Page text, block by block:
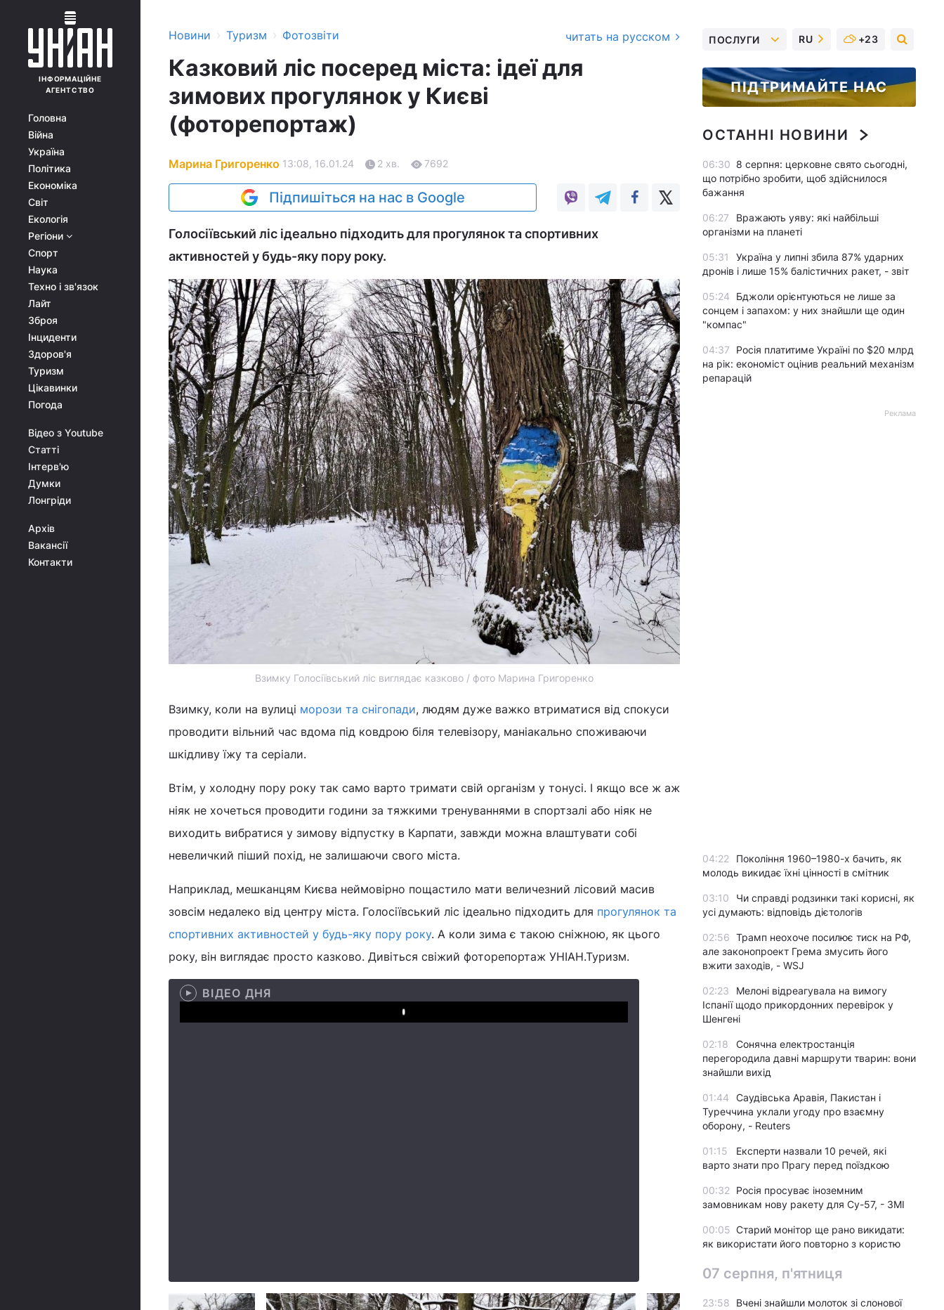
ІНФОРМАЦІЙНЕ
АГЕНТСТВО
Головна
Війна
Україна
Політика
Економіка
Світ
Екологія
Регіони
Спорт
Наука
Техно і зв'язок
Лайт
Зброя
Інциденти
Здоров'я
Туризм
Цікавинки
Погода
Відео з Youtube
Статті
Інтерв'ю
Думки
Лонгріди
Архів
Вакансії
Контакти
Новини › Туризм › Фотозвіти читать на русском
Казковий ліс посеред міста: ідеї для
зимових прогулянок у Києві
(фоторепортаж)
Марина Григоренко 13:08, 16.01.24 2 хв. 7692
Підпишіться на нас в Google
Голосіївський ліс ідеально підходить для прогулянок та спортивних
активностей у будь-яку пору року.
Взимку Голосіївський ліс виглядає казково / фото Марина Григоренко
Взимку, коли на вулиці морози та снігопади, людям дуже важко втриматися від спокуси
проводити вільний час вдома під ковдрою біля телевізору, маніакально споживаючи
шкідливу їжу та серіали.
Втім, у холодну пору року так само варто тримати свій організм у тонусі. І якщо все ж аж
ніяк не хочеться проводити години за тяжкими тренуваннями в спортзалі або ніяк не
виходить вибратися у зимову відпустку в Карпати, завжди можна влаштувати собі
невеличкий піший похід, не залишаючи свого міста.
Наприклад, мешканцям Києва неймовірно пощастило мати величезний лісовий масив
зовсім недалеко від центру міста. Голосіївський ліс ідеально підходить для прогулянок та
спортивних активностей у будь-яку пору року. А коли зима є такою сніжною, як цього
року, він виглядає просто казково. Дивіться свіжий фоторепортаж УНІАН.Туризм.
ВІДЕО ДНЯ
Play
ПОСЛУГИ RU +23
ПІДТРИМАЙТЕ НАС
ОСТАННІ НОВИНИ
06:30 8 серпня: церковне свято сьогодні,
що потрібно зробити, щоб здійснилося
бажання
06:27
Вражають уяву: які найбільші
організми на планеті
05:31
Україна у липні збила 87% ударних
дронів і лише 15% балістичних ракет, - звіт
05:24
Бджоли орієнтуються не лише за
сонцем і запахом: у них знайшли ще один
"компас"
04:37
Росія платитиме Україні по $20 млрд
на рік: економіст оцінив реальний механізм
репарацій
Реклама
04:22
Покоління 1960–1980-х бачить, як
молодь викидає їхні цінності в смітник
03:10
Чи справді родзинки такі корисні, як
усі думають: відповідь дієтологів
02:56 Трамп неохоче посилює тиск на РФ,
але законопроект Грема змусить його
вжити заходів, - WSJ
02:23
Мелоні відреагувала на вимогу
Іспанії щодо прикордонних перевірок у
Шенгені
02:18
Сонячна електростанція
перегородила давні маршрути тварин: вони
знайшли вихід
01:44
Саудівська Аравія, Пакистан і
Туреччина уклали угоду про взаємну
оборону, - Reuters
01:15
Експерти назвали 10 речей, які
варто знати про Прагу перед поїздкою
00:32
Росія просуває іноземним
замовникам нову ракету для Су-57, - ЗМІ
00:05 Старий монітор ще рано викидати:
як використати його повторно з користю
07 серпня, п'ятниця
23:58
Вчені знайшли молоток зі слонової